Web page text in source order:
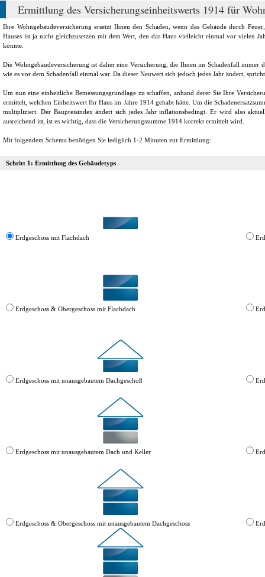
Ermittlung des Versicherungseinheitswerts 1914 für
Ihre Wohngebäudeversicherung ersetzt Ihnen den Schaden, wenn das Gebäude durch
Hauses ist ja nicht gleichzusetzen mit dem Wert, den das Haus vielleicht einmal vor vielen
könnte.
Die Wohngebäudeversicherung ist daher eine Versicherung, die Ihnen im Schadenfall
wie es vor dem Schadenfall einmal war. Da dieser Neuwert sich jedoch jedes Jahr ändert,
Um nun eine einheitliche Bemessungsgrundlage zu schaffen, anhand derer Sie Ihre
ermittelt, welchen Einheitswert Ihr Haus im Jahre 1914 gehabt hätte. Um die
multipliziert. Der Baupreisindex ändert sich jedes Jahr inflationsbedingt. Er wird also
ausreichend ist, ist es wichtig, dass die Versicherungssumme 1914 korrekt ermittelt wird.
Mit folgendem Schema benötigen Sie lediglich 1-2 Minuten zur Ermittlung:
Schritt 1: Ermittlung des Gebäudetyps
Erdgeschoss mit Flachdach
Erdgeschoss & Obergeschoss mit Flachdach
Erdgeschoss mit unausgebautem Dachgeschoß
Erdgeschoss mit unausgebautem Dach und Keller
Erdgeschoss & Obergeschoss mit unausgebautem Dachgeschoss